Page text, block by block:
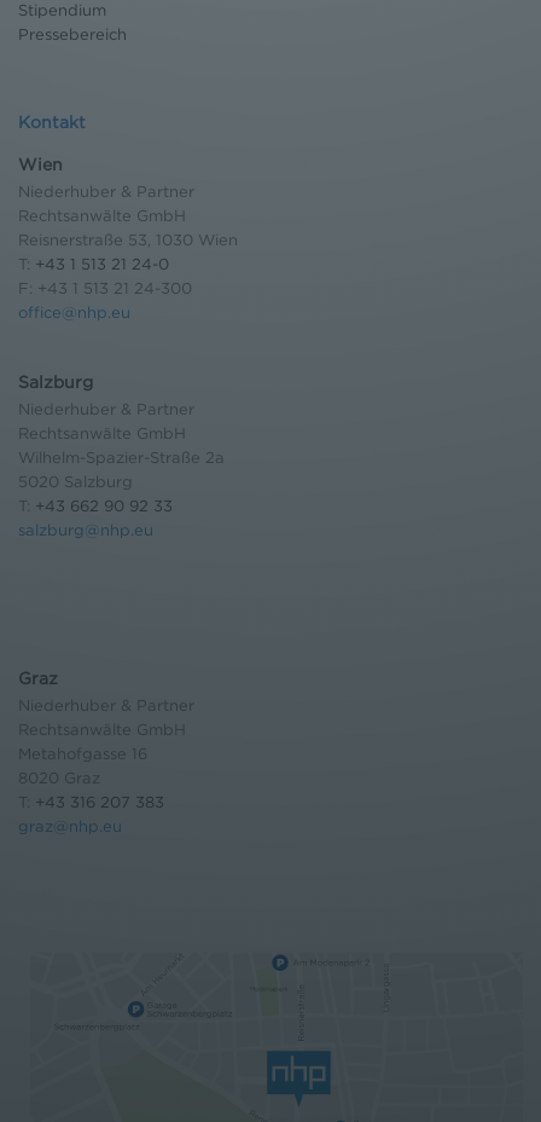
Stipendium
Pressebereich
Kontakt
Wien
Niederhuber & Partner
Rechtsanwälte GmbH
Reisnerstraße 53, 1030 Wien
T: +43 1 513 21 24-0
F: +43 1 513 21 24-300
office@nhp.eu
Salzburg
Niederhuber & Partner
Rechtsanwälte GmbH
Wilhelm-Spazier-Straße 2a
5020 Salzburg
T: +43 662 90 92 33
salzburg@nhp.eu
Graz
Niederhuber & Partner
Rechtsanwälte GmbH
Metahofgasse 16
8020 Graz
T: +43 316 207 383
graz@nhp.eu